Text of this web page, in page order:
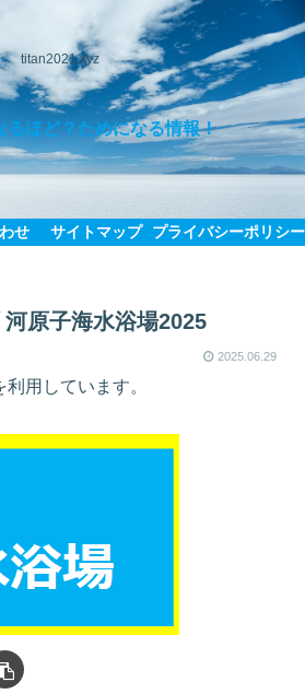
titan2021.xyz
るほど？ためになる情報！
せ サイトマップ プライバシーポリシー
原子海水浴場2025
2025.06.29
用しています。